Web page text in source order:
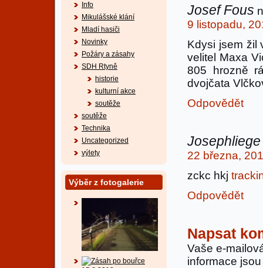
Info
Mikulášské klání
Mladí hasiči
Novinky
Požáry a zásahy
SDH Rtyně
historie
kulturní akce
soutěže
soutěže
Technika
Uncategorized
výlety
Výběr z fotogalerie
Josef Fous
9 listopadu,
Kdysi jsem žil
velitel Maxa
805 hrozně
dvojčata
Odpovědět
Josephliege
22 března,
zckc hkj
Odpovědět
Napsat
Vaše e-
informace